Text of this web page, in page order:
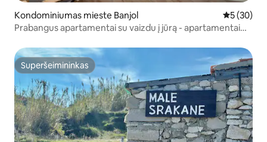
Kondominiumas mieste Banjol Vidutinis
5 (30)
Prabangus apartamentai su vaizdu į jūrą - apartamentai
Superšeimininkas
Superšeimininkas